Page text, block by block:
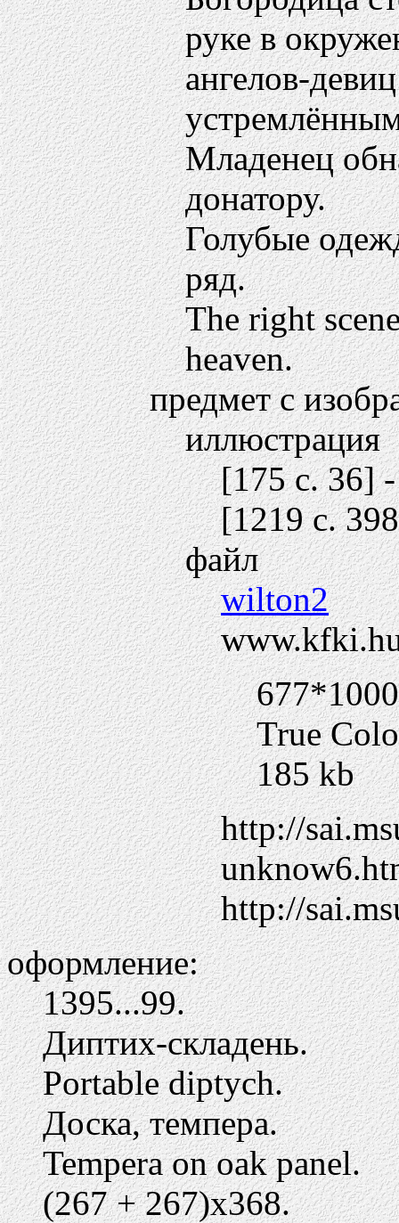
руке в
ангелов-
Младенец
донатору.
Голубые
ряд.
The right
heaven.
предмет с
иллюстрация
[175 c. 36]
[1219 c.
файл
wilton2
677*1000
True
185 kb
http://
http://
оформление:
1395...99.
Диптих-складень.
Portable diptych.
Доска, темпера.
Tempera on oak panel.
(267 + 267)х368.